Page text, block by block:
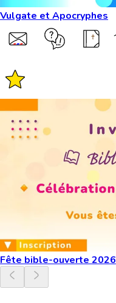
Vulgate et Apocryphes
Fête bible-ouverte 2026